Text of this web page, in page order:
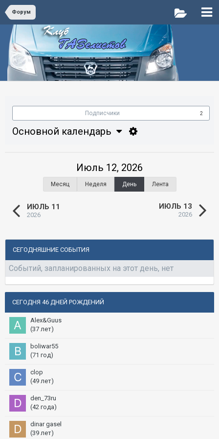
Форум
Подписчики 2
Основной календарь
ИЮЛЬ 11
2026
Июль 12, 2026
Месяц Неделя День Лента
ИЮЛЬ 13
2026
СЕГОДНЯШНИЕ СОБЫТИЯ
Событий, запланированных на этот день, нет
СЕГОДНЯ 46 ДНЕЙ РОЖДЕНИЙ
Alex&Guus
(37 лет)
boliwar55
(71 год)
clop
(49 лет)
den_73ru
(42 года)
dinar gasel
(39 лет)